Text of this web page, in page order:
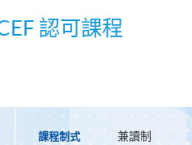
認可課程
課程制式 兼讀制